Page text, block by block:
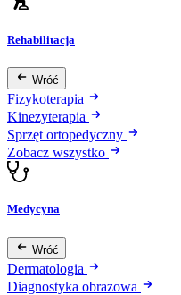
Rehabilitacja
Wróć
Fizykoterapia
Kinezyterapia
Sprzęt ortopedyczny
Zobacz wszystko
Medycyna
Wróć
Dermatologia
Diagnostyka obrazowa